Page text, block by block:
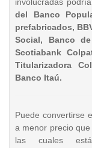
del Banco
prefabricados,
Social, Banco
Scotiabank
Titularizadora
Banco Itaú.
Puede convertirse
a menor precio
las cuales